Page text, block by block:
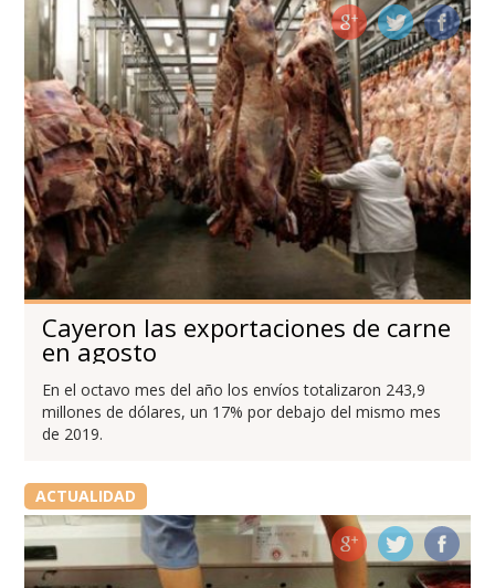
Cayeron las exportaciones de carne
en agosto
En el octavo mes del año los envíos totalizaron 243,9
millones de dólares, un 17% por debajo del mismo mes
de 2019.
ACTUALIDAD